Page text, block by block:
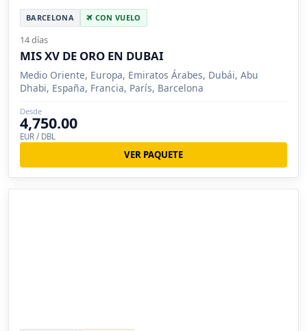
BARCELONA CON VUELO
14 días
MIS XV DE ORO EN DUBAI
Medio Oriente, Europa, Emiratos Árabes, Dubái, Abu
Dhabi, España, Francia, París, Barcelona
Desde
4,750.00
EUR / DBL
VER PAQUETE